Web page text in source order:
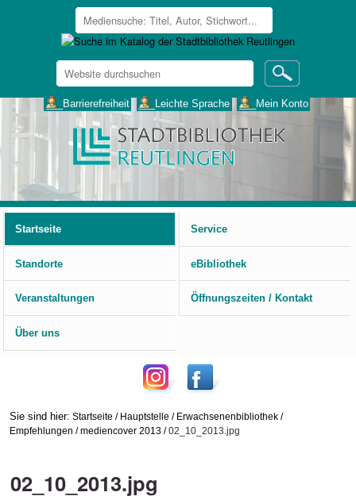
Website
durchsuchen
___Barrierefreiheit ___Leichte Sprache ___Mein Konto
Startseite
Service
Standorte eBibliothek
Veranstaltungen Öffnungszeiten / Kontakt
Über uns
Sie sind hier: Startseite / Hauptstelle / Erwachsenenbibliothek /
Empfehlungen /mediencover 2013 /02_10_2013.jpg
02_10_2013.jpg